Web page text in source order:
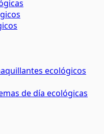
ecológicos
de día ecológicas